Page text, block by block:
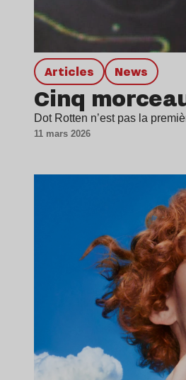
Articles news
Cinq
Dot Rotten n’est pas la
11 mars 2026